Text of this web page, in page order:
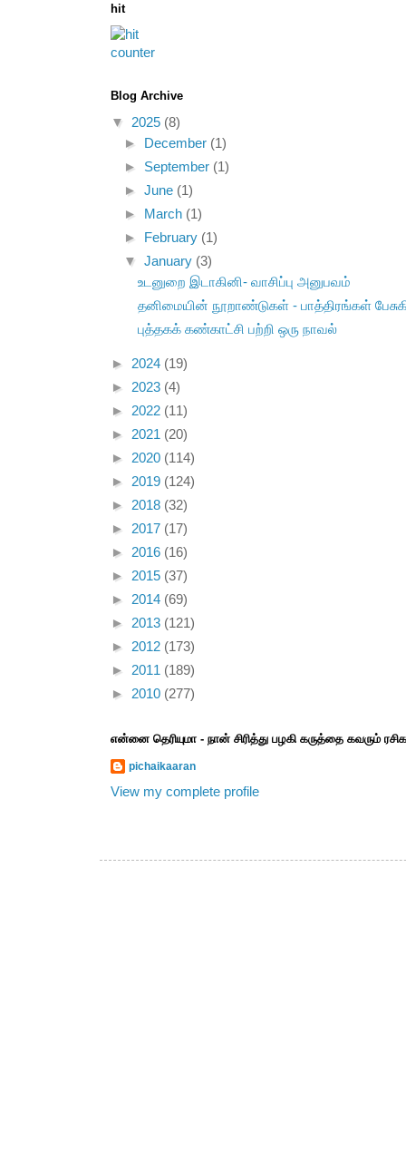
hit
Blog Archive
▼ 2025 (8)
►
December (1)
► September (1)
►June (1)
►
March (1)
►
February (1)
▼January (3)
உடனுறை இடாகினி- வாசிப்பு அனுபவம்
தனிமையின் நூறாண்டுகள் - பாத்திரங்கள்
புத்தகக் கண்காட்சி பற்றி ஒரு நாவல்
► 2024 (19)
► 2023 (4)
► 2022 (11)
► 2021 (20)
► 2020 (114)
► 2019 (124)
► 2018 (32)
► 2017 (17)
► 2016 (16)
► 2015 (37)
► 2014 (69)
► 2013 (121)
► 2012 (173)
► 2011 (189)
► 2010 (277)
என்னை தெரியுமா - நான் சிரித்து பழகி கருத்தை கவரும்
pichaikaaran
View my complete profile